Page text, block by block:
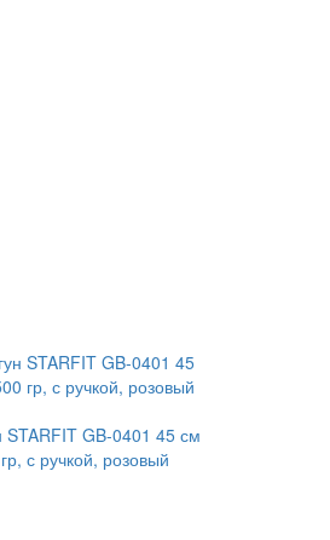
GB-0401 45 см
с ручкой, розовый